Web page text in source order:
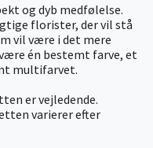
og dyb medfølelse.
florister, der vil stå
vil være i det mere
én bestemt farve, et
multifarvet.
er vejledende.
varierer efter